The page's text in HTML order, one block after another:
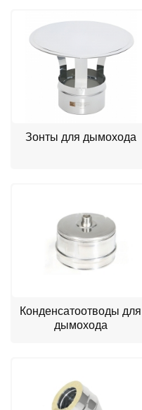
Зонты для дымохода
Конденсатоотводы для
дымохода